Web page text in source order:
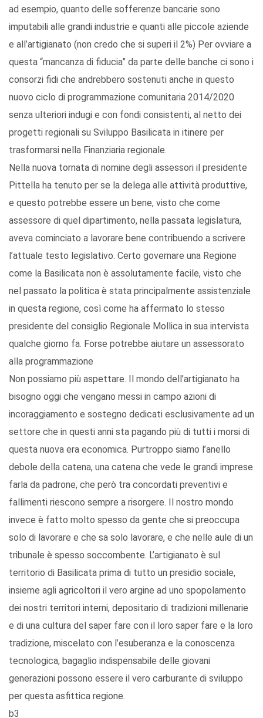
ad esempio, quanto delle sofferenze bancarie sono
imputabili alle grandi industrie e quanti alle piccole aziende
e all’artigianato (non credo che si superi il 2%) Per ovviare a
questa “mancanza di fiducia” da parte delle banche ci sono i
consorzi fidi che andrebbero sostenuti anche in questo
nuovo ciclo di programmazione comunitaria 2014/2020
senza ulteriori indugi e con fondi consistenti, al netto dei
progetti regionali su Sviluppo Basilicata in itinere per
trasformarsi nella Finanziaria regionale.
Nella nuova tornata di nomine degli assessori il presidente
Pittella ha tenuto per se la delega alle attività produttive,
e questo potrebbe essere un bene, visto che come
assessore di quel dipartimento, nella passata legislatura,
aveva cominciato a lavorare bene contribuendo a scrivere
l’attuale testo legislativo. Certo governare una Regione
come la Basilicata non è assolutamente facile, visto che
nel passato la politica è stata principalmente assistenziale
in questa regione, così come ha affermato lo stesso
presidente del consiglio Regionale Mollica in sua intervista
qualche giorno fa. Forse potrebbe aiutare un assessorato
alla programmazione
Non possiamo più aspettare. Il mondo dell’artigianato ha
bisogno oggi che vengano messi in campo azioni di
incoraggiamento e sostegno dedicati esclusivamente ad un
settore che in questi anni sta pagando più di tutti i morsi di
questa nuova era economica. Purtroppo siamo l’anello
debole della catena, una catena che vede le grandi imprese
farla da padrone, che però tra concordati preventivi e
fallimenti riescono sempre a risorgere. Il nostro mondo
invece è fatto molto spesso da gente che si preoccupa
solo di lavorare e che sa solo lavorare, e che nelle aule di un
tribunale è spesso soccombente. L’artigianato è sul
territorio di Basilicata prima di tutto un presidio sociale,
insieme agli agricoltori il vero argine ad uno spopolamento
dei nostri territori interni, depositario di tradizioni millenarie
e di una cultura del saper fare con il loro saper fare e la loro
tradizione, miscelato con l’esuberanza e la conoscenza
tecnologica, bagaglio indispensabile delle giovani
generazioni possono essere il vero carburante di sviluppo
per questa asfittica regione.
b3